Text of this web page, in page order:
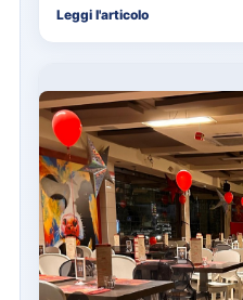
Leggi l'articolo